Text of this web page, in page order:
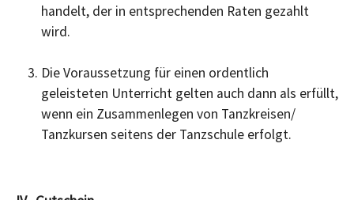
handelt, der in entsprechenden Raten gezahlt
wird.
Die Voraussetzung für einen ordentlich
geleisteten Unterricht gelten auch dann als erfüllt,
wenn ein Zusammenlegen von Tanzkreisen/
Tanzkursen seitens der Tanzschule erfolgt.